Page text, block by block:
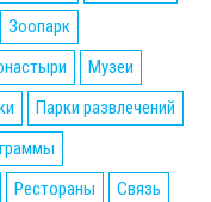
Зоопарк
Музеи
Парки развлечений
Рестораны
Связь